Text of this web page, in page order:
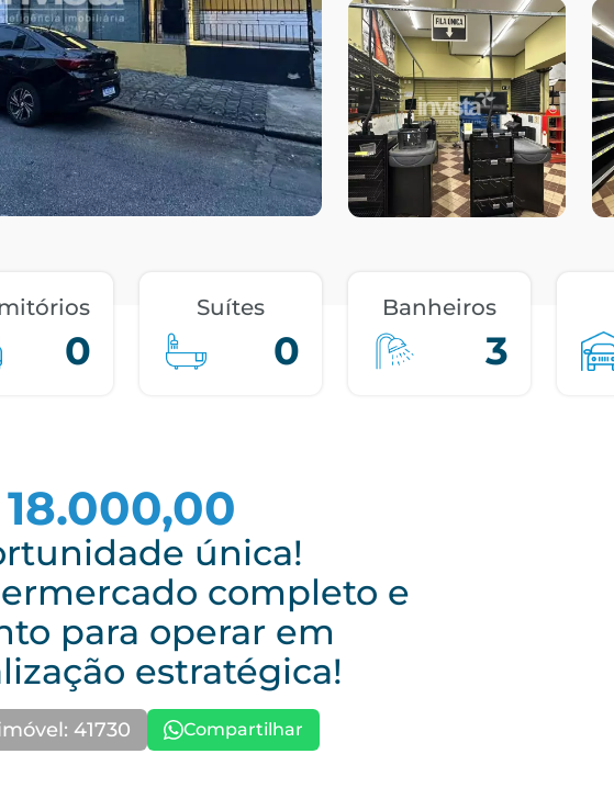
0
Suítes
0
Banheiros
3
única!
completo e
para operar em
estratégica!
41730 Compartilhar